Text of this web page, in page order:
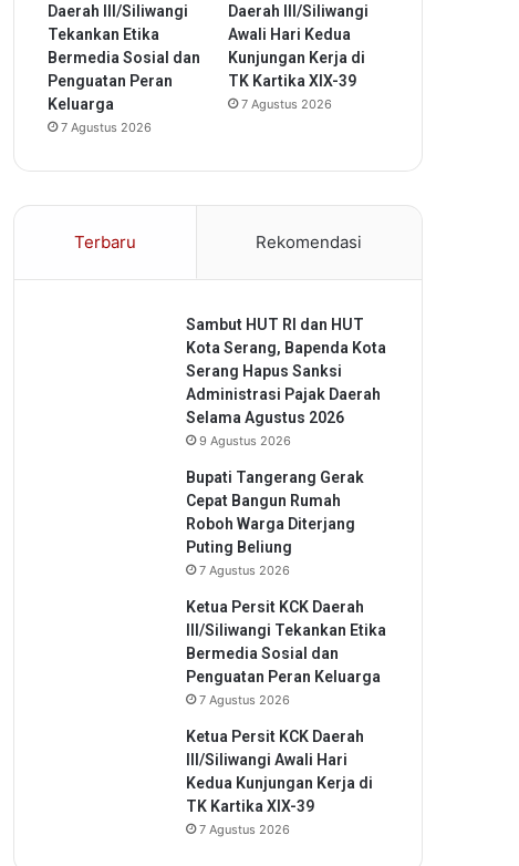
Daerah III/Siliwangi
Tekankan Etika
Bermedia Sosial dan
Penguatan Peran
Keluarga
7 Agustus 2026
Daerah III/Siliwangi
Awali Hari Kedua
Kunjungan Kerja di
TK Kartika XIX-39
7 Agustus 2026
Terbaru Rekomendasi
Sambut HUT RI dan HUT
Kota Serang, Bapenda Kota
Serang Hapus Sanksi
Administrasi Pajak Daerah
Selama Agustus 2026
9 Agustus 2026
Bupati Tangerang Gerak
Cepat Bangun Rumah
Roboh Warga Diterjang
Puting Beliung
7 Agustus 2026
Ketua Persit KCK Daerah
III/Siliwangi Tekankan Etika
Bermedia Sosial dan
Penguatan Peran Keluarga
7 Agustus 2026
Ketua Persit KCK Daerah
III/Siliwangi Awali Hari
Kedua Kunjungan Kerja di
TK Kartika XIX-39
7 Agustus 2026